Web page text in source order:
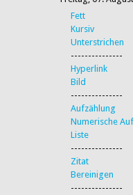
Fett
Kursiv
Unterstrichen
---------------
Hyperlink
Bild
---------------
Aufzählung
Numerische
Liste
---------------
Zitat
Bereinigen
---------------